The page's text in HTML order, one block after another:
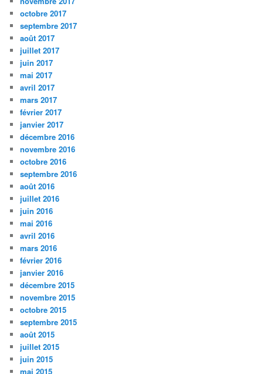
octobre 2017
septembre 2017
août 2017
juillet 2017
juin 2017
mai 2017
avril 2017
mars 2017
février 2017
janvier 2017
décembre 2016
novembre 2016
octobre 2016
septembre 2016
août 2016
juillet 2016
juin 2016
mai 2016
avril 2016
mars 2016
février 2016
janvier 2016
décembre 2015
novembre 2015
octobre 2015
septembre 2015
août 2015
juillet 2015
juin 2015
mai 2015